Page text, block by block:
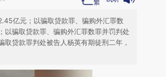
亿元；以骗取贷款罪、骗购外汇罪数
以骗取贷款罪、骗购外汇罪数罪并罚判处
贷款罪判处被告人杨英有期徒刑二年，